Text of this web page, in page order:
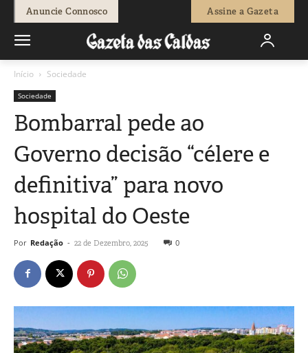
Anuncie Connosco Assine a Gazeta
Início Sociedade
Sociedade
Bombarral pede ao
Governo decisão “célere e
definitiva” para novo
hospital do Oeste
Por Redação - 22 de Dezembro, 2025 0